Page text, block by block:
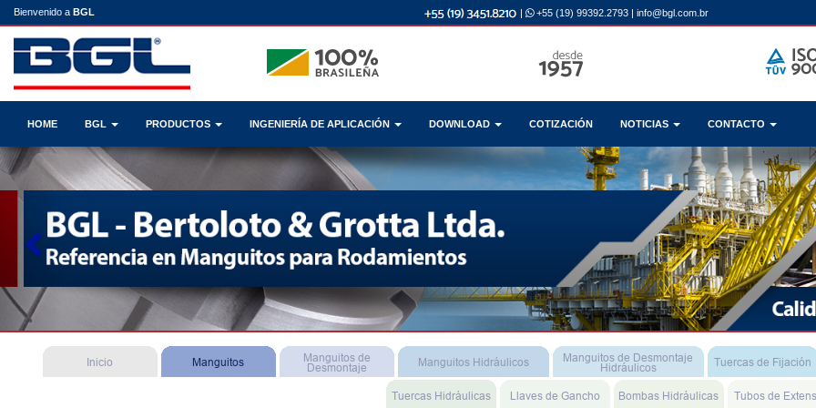
Bienvenido a BGL | +55 (19) 99392.2793 | info@bgl.com.br
HOME BGL PRODUCTOS INGENIERÍA DE APLICACIÓN DOWNLOAD COTIZACIÓN NOTICIAS CONTACTO
Previous